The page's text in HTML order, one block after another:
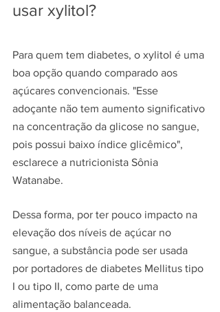
usar xylitol?
Para quem tem diabetes, o xylitol é uma
boa opção quando comparado aos
açúcares convencionais. "Esse
adoçante não tem aumento significativo
na concentração da glicose no sangue,
pois possui baixo índice glicêmico",
esclarece a nutricionista Sônia
Watanabe.
Dessa forma, por ter pouco impacto na
elevação dos níveis de açúcar no
sangue, a substância pode ser usada
por portadores de diabetes Mellitus tipo
I ou tipo II, como parte de uma
alimentação balanceada.